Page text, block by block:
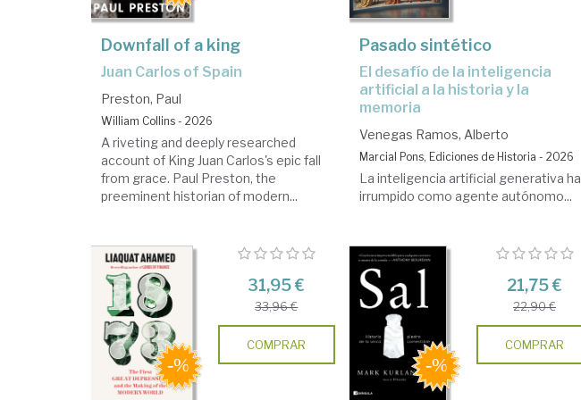
Downfall of a king
Juan Carlos of Spain
Preston, Paul
William Collins - 2026
A riveting and deeply researched
account of King Juan Carlos's epic fall
from grace. Paul Preston, the
preeminent historian of modern...
Pasado sintético
El desafío de la inteligencia
artificial a la historia y la
memoria
Venegas Ramos, Alberto
Marcial Pons, Ediciones de Historia - 2026
La inteligencia artificial generativa ha
irrumpido como agente autónomo...
31,95 €
33,96 €
COMPRAR
21,75 €
22,90 €
COMPRAR